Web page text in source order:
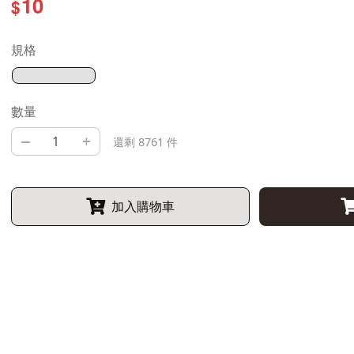
$
規格
數量
– + 還剩 8761 件
加入購物車